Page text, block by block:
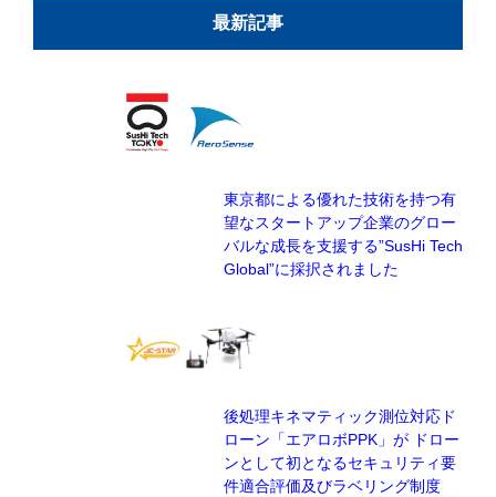
最新記事
東京都による優れた技術を持つ有
望なスタートアップ企業のグロー
バルな成長を支援する”SusHi Tech
Global”に採択されました
後処理キネマティック測位対応ド
ローン「エアロボPPK」が ドロー
ンとして初となるセキュリティ要
件適合評価及びラベリング制度